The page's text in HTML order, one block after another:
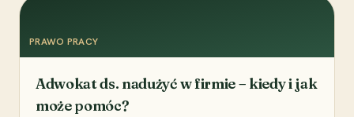
PRAWO PRACY
Adwokat ds. nadużyć w firmie – kiedy i jak
może pomóc?